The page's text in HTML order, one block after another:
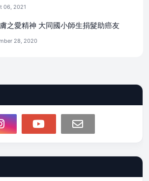
06, 2021
之愛精神 大同國小師生捐髮助癌友
28, 2020